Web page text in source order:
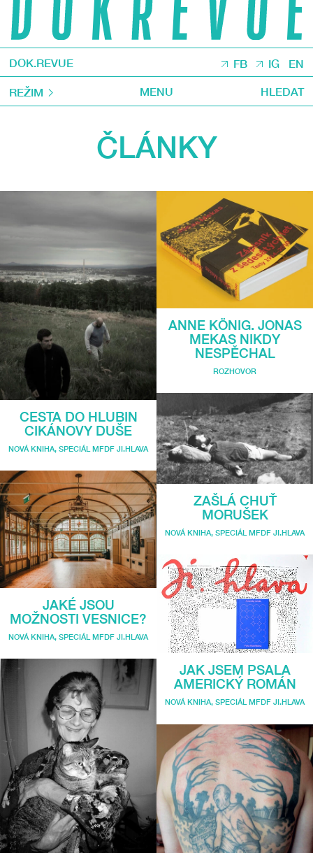
DOK.REVUE FB IG EN
REŽIM MENU HLEDAT
ČLÁNKY
CESTA DO HLUBIN
CIKÁNOVY DUŠE
NOVÁ KNIHA, SPECIÁL MFDF JI.HLAVA
JAKÉ JSOU
MOŽNOSTI VESNICE?
NOVÁ KNIHA, SPECIÁL MFDF JI.HLAVA
ANNE KÖNIG. JONAS
MEKAS NIKDY
NESPĚCHAL
ROZHOVOR
ZAŠLÁ CHUŤ
MORUŠEK
NOVÁ KNIHA, SPECIÁL MFDF JI.HLAVA
JAK JSEM PSALA
AMERICKÝ ROMÁN
NOVÁ KNIHA, SPECIÁL MFDF JI.HLAVA